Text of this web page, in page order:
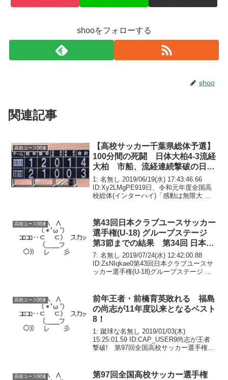
shooをフォローする
shoo
関連記事
高校ユース関連
【高校サッカー千葉県総体予選】
100分間の死闘 日体大柏4-3流経
大柏 市船、流経連続撃破の日体
大柏が全国へ
1: 名無し 2019/06/19(水) 17:43:46.66
ID:Xy2LMgPE919日、令和元年度全国高
校総体(インターハイ)「感動は無限大 南
日体高時...
高校ユース関連
第43回日本クラブユースサッカー
選手権(U-18) グループステージ
第3節までの結果 第34回 日本ク
ラブユースサッカー選手権(U-15)
大会 出場クラブ
7: 名無し 2019/07/24(水) 12:42:00.88
ID:ZsNIqkae0第43回日本クラブユースサ
ッカー選手権(U-18)グループステージ 第3
高校ユース関連
前年王者・前橋育英敗れる 福島
の尚志が11年度以来となるベスト
8！
1: 蹴球な名無し 2019/01/03(木)
15:25:01.59 ID:CAP_USER9尚志が王者
撃破! 第97回全国高校サッカー選手権は
左SB沼田皇海...
高校ユース関連
第97回全国高校サッカー選手権